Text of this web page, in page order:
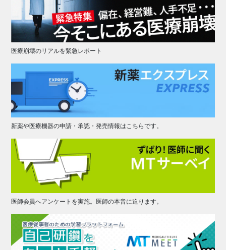
医療崩壊のリアルを緊急レポート
新薬や医療機器の申請・承認・発売情報はこちらです。
医師会員へアンケートを実施。医師の本音に迫ります。